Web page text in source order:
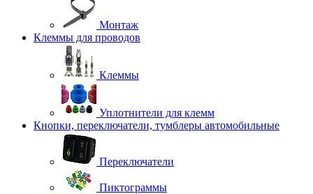
Монтаж
Клеммы для проводов
Клеммы
Уплотнители для клемм
Кнопки, переключатели, тумблеры автомобильные
Переключатели
Пиктограммы